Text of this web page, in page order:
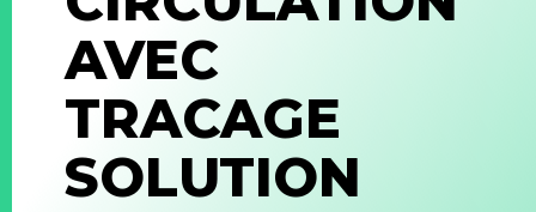
AVEC
TRACAGE
SOLUTION